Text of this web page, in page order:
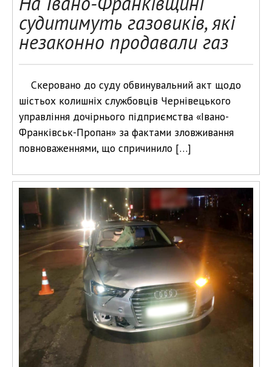
судитимуть газовиків, які
незаконно продавали газ
Скеровано до суду обвинувальний акт щодо
шістьох колишніх службовців Чернівецького
управління дочірнього підприємства «Івано-
Франківськ-Пропан» за фактами зловживання
повноваженнями, що спричинило […]